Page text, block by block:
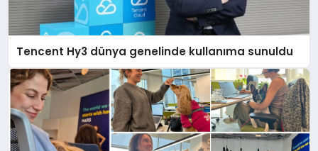
Tencent Hy3 dünya genelinde kullanıma sunuldu